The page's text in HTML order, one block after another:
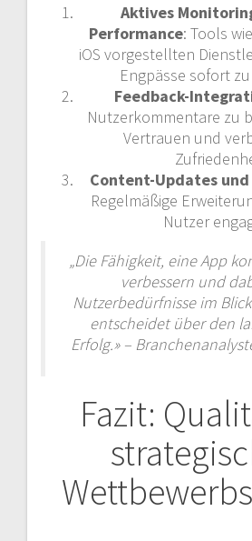
Aktives
Performance: Tools
iOS vorgestellten
Engpässe sofort
Feedback-
Nutzerkommentare zu
Vertrauen und
Content-Updates
Regelmäßige
Nutzer
„Die Fähigkeit, eine App
verbessern und
Nutzerbedürfnisse im
entscheidet über den
Erfolg.» –
Fazit: